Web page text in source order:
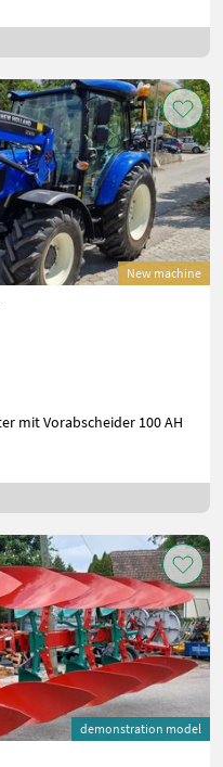
New machine
demonstration model